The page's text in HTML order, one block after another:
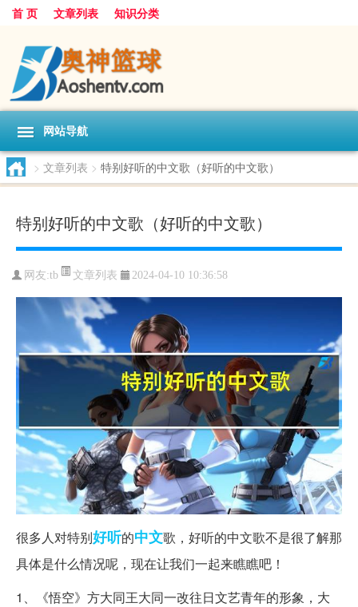
首 页 文章列表 知识分类
网站导航
> 文章列表 > 特别好听的中文歌（好听的中文歌）
特别好听的中文歌（好听的中文歌）
网友:tb 文章列表 2024-04-10 10:36:58
很多人对特别好听的中文歌，好听的中文歌不是很了解那
具体是什么情况呢，现在让我们一起来瞧瞧吧！
1、《悟空》方大同王大同一改往日文艺青年的形象，大